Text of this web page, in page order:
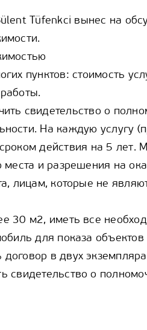
Tüfenkci вынес на
пунктов: стоимость
свидетельство о
На каждую услугу
действия на 5 лет.
и разрешения на
лицам, которые не
30 м2, иметь все
для показа
в двух
о